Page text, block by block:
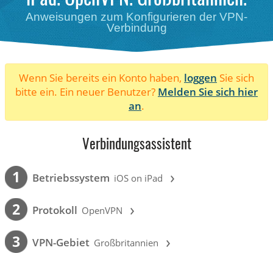
Anweisungen zum Konfigurieren der VPN-
Verbindung
Wenn Sie bereits ein Konto haben, loggen Sie sich
bitte ein. Ein neuer Benutzer? Melden Sie sich hier
an.
Verbindungsassistent
1 Betriebssystem iOS on iPad ›
2 Protokoll OpenVPN ›
3 VPN-Gebiet Großbritannien ›